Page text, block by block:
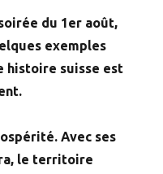
du 1er août,
exemples
histoire suisse est
Avec ses
le territoire